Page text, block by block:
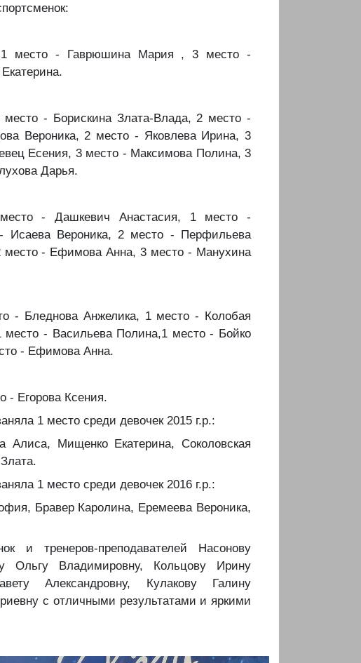
1 место - Гаврюшина Мария , 3 место -
- Борискина Злата-Влада, 2 место -
Вероника, 2 место - Яковлева Ирина, 3
Есения, 3 место - Максимова Полина, 3
Дарья.
- Дашкевич Анастасия, 1 место -
Исаева Вероника, 2 место - Перфильева
- Ефимова Анна, 3 место - Манухина
- Бледнова Анжелика, 1 место - Колобая
- Васильева Полина,1 место - Бойко
- Ефимова Анна.
- Егорова Ксения.
1 место среди девочек 2015 г.р.:
Алиса, Мищенко Екатерина, Соколовская
1 место среди девочек 2016 г.р.:
Бравер Каролина, Еремеева Вероника,
и тренеров-преподавателей Насонову
Ольгу Владимировну, Кольцову Ирину
Александровну, Кулакову Галину
с отличными результатами и яркими